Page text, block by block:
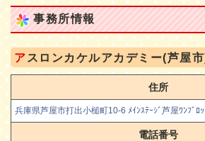
事務所情報
ア スロンカケルアカデミー(芦屋
住所
兵庫県芦屋市打出小槌町10-6 ﾒｲﾝｽﾃｰｼﾞ芦屋ﾜﾝﾌﾞﾛ
電話番号